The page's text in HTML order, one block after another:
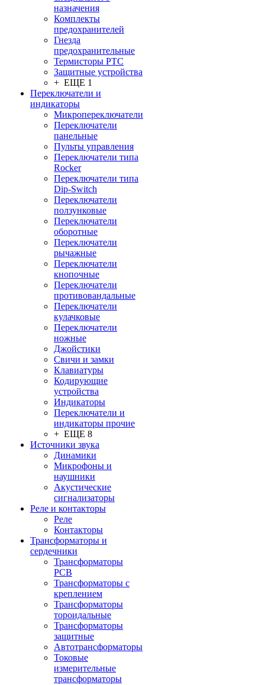
назначения
Комплекты
предохранителей
Гнезда
предохранительные
Термисторы PTC
Защитные устройства
+ ЕЩЕ 1
Переключатели и
индикаторы
Микропереключатели
Переключатели
панельные
Пульты управления
Переключатели типа
Rocker
Переключатели типа
Dip-Switch
Переключатели
ползунковые
Переключатели
оборотные
Переключатели
рычажные
Переключатели
кнопочные
Переключатели
противовандальные
Переключатели
кулачковые
Переключатели
ножные
Джойстики
Свичи и замки
Клавиатуры
Кодирующие
устройства
Индикаторы
Переключатели и
индикаторы прочие
+ ЕЩЕ 8
Источники звука
Динамики
Микрофоны и
наушники
Акустические
сигнализаторы
Реле и контакторы
Реле
Контакторы
Трансформаторы и
сердечники
Трансформаторы
PCB
Трансформаторы с
креплением
Трансформаторы
тороидальные
Трансформаторы
защитные
Автотрансформаторы
Токовые
измерительные
трансформаторы